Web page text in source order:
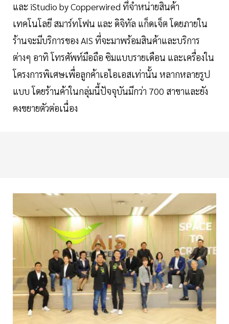
และ iStudio by Copperwired ที่จำหน่ายสินค้า
เทคโนโลยี สมาร์ทโฟน และ ดิจิทัล แก็ดเจ็ต โดยภายใน
ร้านจะมีบริการของ AIS ที่จะมาพร้อมสินค้าและบริการ
ต่างๆ อาทิ โทรศัพท์มือถือ ซิมแบบรายเดือน และเครื่องใน
โครงการพิเศษเพื่อลูกค้าเอไอเอสเท่านั้น หลากหลายรูป
แบบ โดยร้านค้าในกลุ่มนี้ปัจจุบันมีกว่า 700 สาขาและยัง
คงขยายตัวต่อเนื่อง